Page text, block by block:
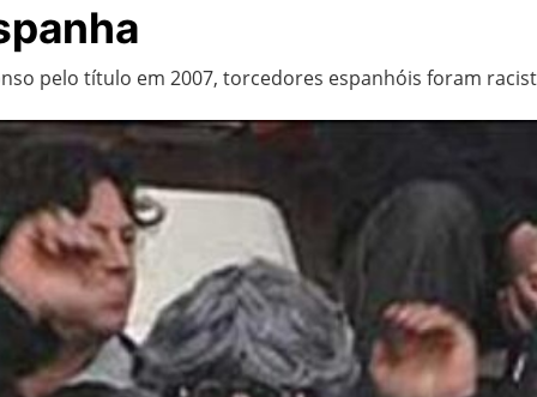
pelo título em 2007, torcedores espanhóis foram